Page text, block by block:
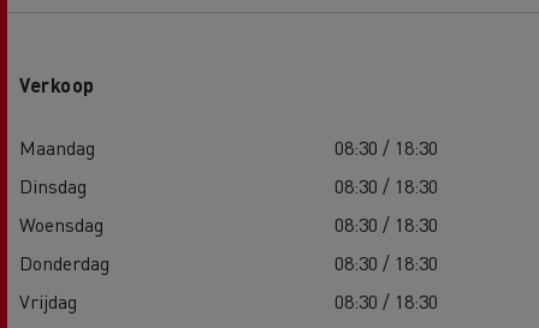
Verkoop
Maandag
08:30 / 18:30
Dinsdag
08:30 / 18:30
Woensdag
08:30 / 18:30
Donderdag
08:30 / 18:30
Vrijdag
08:30 / 18:30